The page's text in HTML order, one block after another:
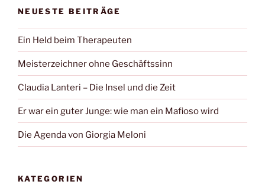
NEUESTE BEITRÄGE
Ein Held beim Therapeuten
Meisterzeichner ohne Geschäftssinn
Claudia Lanteri – Die Insel und die Zeit
Er war ein guter Junge: wie man ein Mafioso wird
Die Agenda von Giorgia Meloni
KATEGORIEN